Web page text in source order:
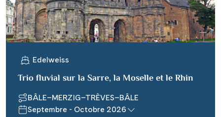
Edelweiss
Trio fluvial sur la Sarre, la Moselle et le Rhin
BÂLE–MERZIG–TRÈVES–BÂLE
Septembre - Octobre 2026